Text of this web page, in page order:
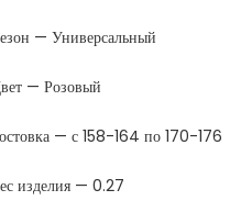
— Универсальный
— Розовый
— с 158-164 по 170-176
изделия — 0.27